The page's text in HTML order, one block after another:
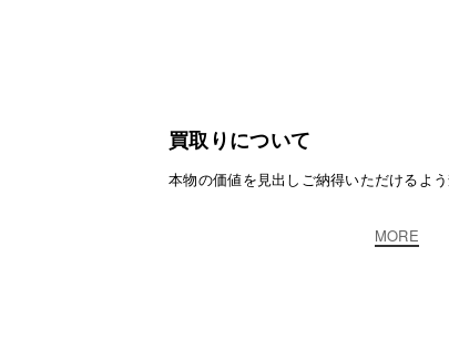
買取りについて
本物の価値を見出しご納得いただけるよ
MORE